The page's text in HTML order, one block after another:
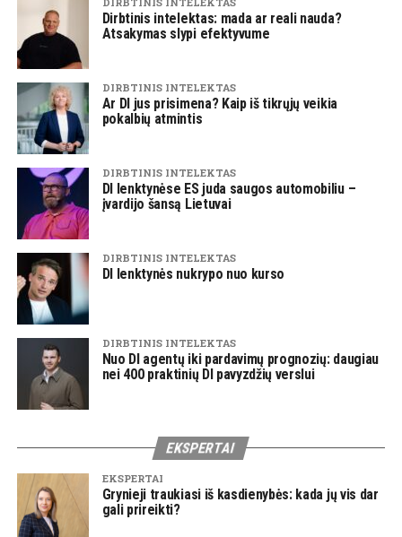
Dirbtinis intelektas: mada ar reali nauda?
Atsakymas slypi efektyvume
DIRBTINIS INTELEKTAS
Ar DI jus prisimena? Kaip iš tikrųjų veikia
pokalbių atmintis
DIRBTINIS INTELEKTAS
DI lenktynėse ES juda saugos automobiliu –
įvardijo šansą Lietuvai
DIRBTINIS INTELEKTAS
DI lenktynės nukrypo nuo kurso
DIRBTINIS INTELEKTAS
Nuo DI agentų iki pardavimų prognozių: daugiau
nei 400 praktinių DI pavyzdžių verslui
EKSPERTAI
EKSPERTAI
Grynieji traukiasi iš kasdienybės: kada jų vis dar
gali prireikti?